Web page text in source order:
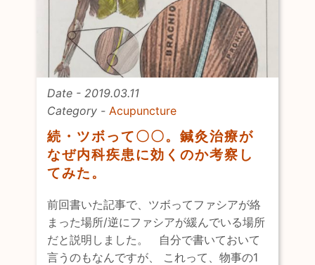
Date - 2019.03.11
Category - Acupuncture
続・ツボって〇〇。鍼灸治療が
なぜ内科疾患に効くのか考察し
てみた。
前回書いた記事で、ツボってファシアが絡
まった場所/逆にファシアが緩んでいる場所
だと説明しました。 自分で書いておいて
言うのもなんですが、 これって、物事の1